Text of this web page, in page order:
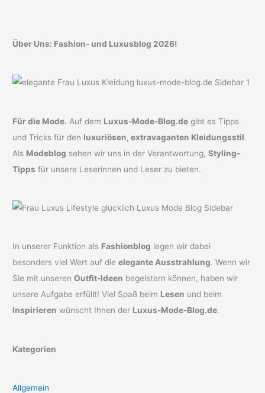
Über Uns: Fashion- und Luxusblog 2026!
Für die Mode. Auf dem Luxus-Mode-Blog.de gibt es Tipps
und Tricks für den luxuriösen, extravaganten Kleidungsstil.
Als Modeblog sehen wir uns in der Verantwortung,Styling-
Tipps für unsere Leserinnen und Leser zu bieten.
In unserer Funktion als Fashionblog legen wir dabei
besonders viel Wert auf dieelegante Ausstrahlung. Wenn wir
Sie mit unserenOutfit-Ideen begeistern können, haben wir
unsere Aufgabe erfüllt! Viel Spaß beim Lesen und beim
Inspirieren wünscht Ihnen der Luxus-Mode-Blog.de.
Kategorien
Allgemein